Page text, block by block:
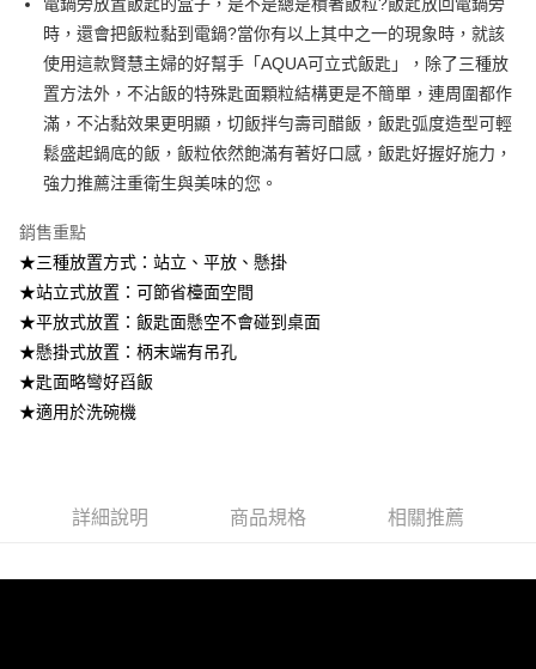
2.透過簡訊連結打開帳單後，可選擇「超商條碼／台灣大直營門市／銀行轉
帳／街口支付／iPASS MONEY」等通路繳費。
【注意事項】
1.本服務係由「台灣大哥大股份有限公司」（以下簡稱本公司）所提供，讓
用戶於交易時，得透過本服務購買商品或服務，並由商店將買賣／分期付款
買賣價金債權讓與本公司後，依約使用本公司帳單繳交帳款。
2.基於同意付款使用「大哥付你分期」之契約關係目的，商店將以您的個人
資料（包含姓名、電話或地址）提供予台灣大哥大進項蒐集、處理及利用，
3.完整用戶服務條款，請詳閱以下連結：
7-11取貨付款
每筆NT$100，滿NT$499(含以上)免運費
付款後7-11取貨
每筆NT$100，滿NT$499(含以上)免運費
宅配【父親節大回饋】限時$299免運
時，還會把飯粒黏到電鍋?當你有以上其中之一的現象時，就該
使用這款賢慧主婦的好幫手「AQUA可立式飯匙」，除了三種放
置方法外，不沾飯的特殊匙面顆粒結構更是不簡單，連周圍都作
滿，不沾黏效果更明顯，切飯拌勻壽司醋飯，飯匙弧度造型可輕
鬆盛起鍋底的飯，飯粒依然飽滿有著好口感，飯匙好握好施力，
強力推薦注重衛生與美味的您。
銷售重點
★三種放置方式：站立、平放、懸掛
★站立式放置：可節省檯面空間
★平放式放置：飯匙面懸空不會碰到桌面
★懸掛式放置：柄末端有吊孔
★匙面略彎好舀飯
★適用於洗碗機
詳細說明 商品規格 相關推薦